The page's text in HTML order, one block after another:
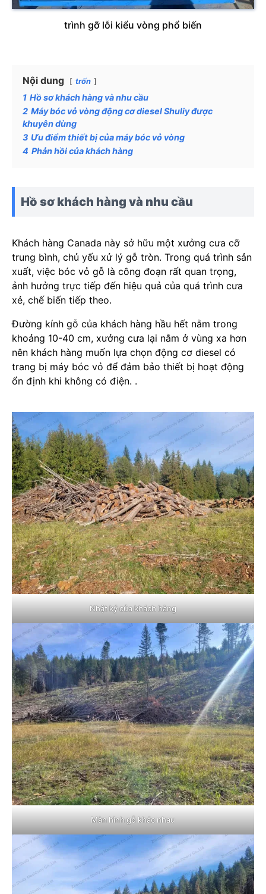
trình gỡ lỗi kiểu vòng phổ biến
Nội dung trốn
1 Hồ sơ khách hàng và nhu cầu
2 Máy bóc vỏ vòng động cơ diesel Shuliy được
khuyên dùng
3 Ưu điểm thiết bị của máy bóc vỏ vòng
4 Phản hồi của khách hàng
Hồ sơ khách hàng và nhu cầu
Khách hàng Canada này sở hữu một xưởng cưa cỡ
trung bình, chủ yếu xử lý gỗ tròn. Trong quá trình sản
xuất, việc bóc vỏ gỗ là công đoạn rất quan trọng,
ảnh hưởng trực tiếp đến hiệu quả của quá trình cưa
xẻ, chế biến tiếp theo.
Đường kính gỗ của khách hàng hầu hết nằm trong
khoảng 10-40 cm, xưởng cưa lại nằm ở vùng xa hơn
nên khách hàng muốn lựa chọn động cơ diesel có
trang bị máy bóc vỏ để đảm bảo thiết bị hoạt động
ổn định khi không có điện. .
Nhật ký của khách hàng
Màn hình gỗ khác nhau